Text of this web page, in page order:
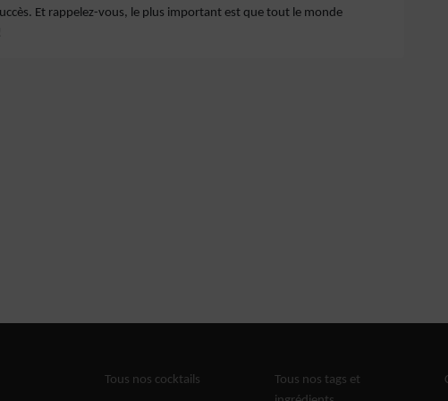
Et rappelez-vous, le plus important est que tout le monde
Tous nos cocktails
Tous nos tags et